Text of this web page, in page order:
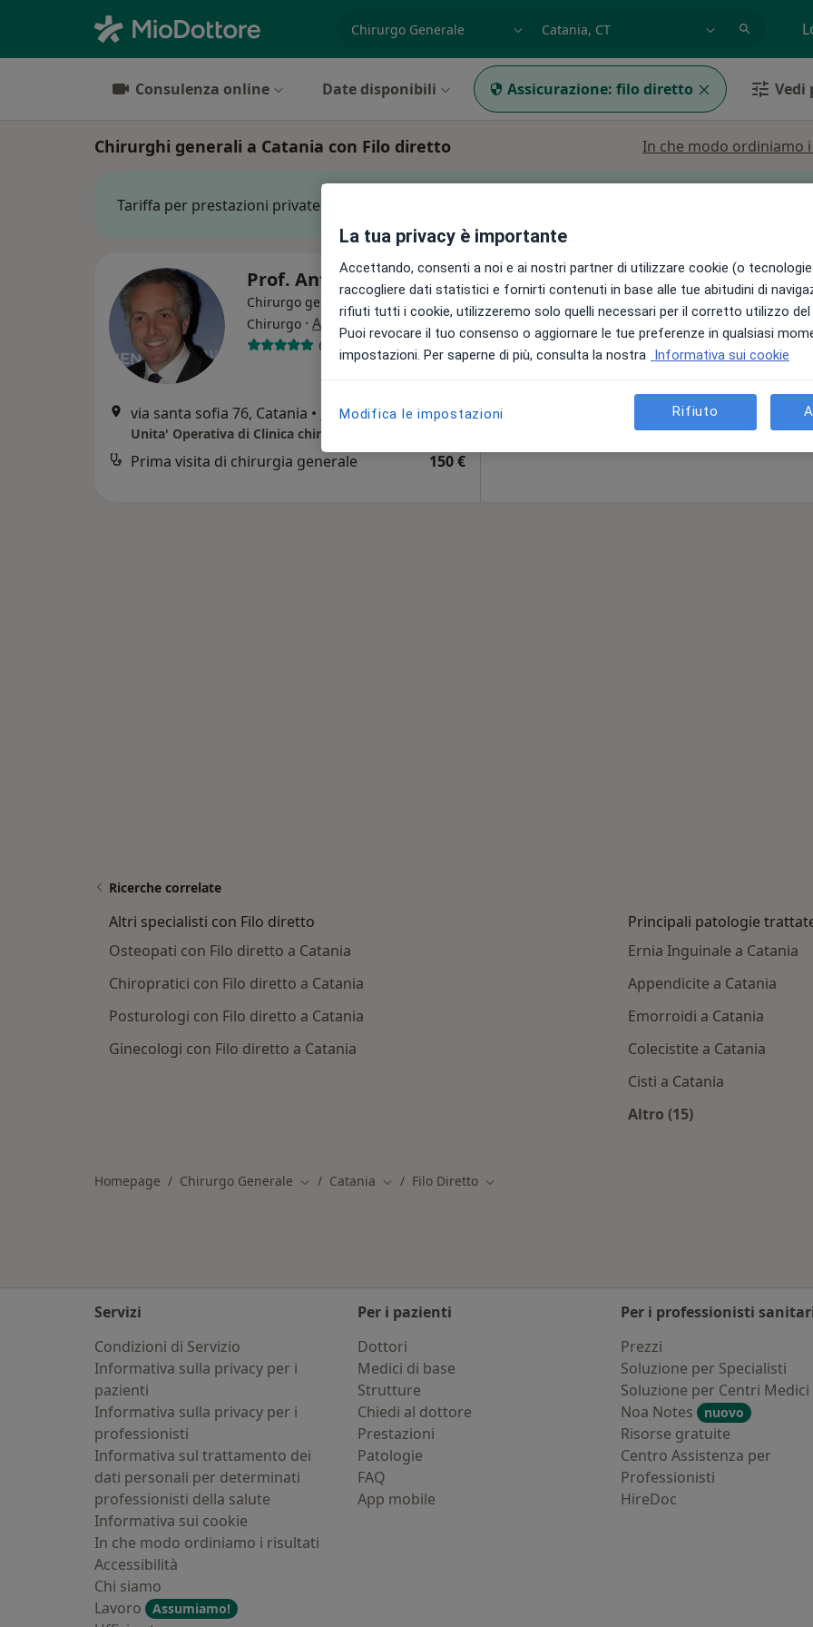
Consulenza online Date disponibili Assicurazione: filo diretto Vedi
Chirurghi generali a Catania con Filo diretto In che modo ordiniamo
Tariffa per prestazioni private. L’importo può variare in base alla copertura assicurativa.
Prof. Antonio Biondi
Chirurgo generale, Oncologo,
Chirurgo · Altro
6 recensioni
via santa sofia 76, Catania • Mappa
Prima visita di chirurgia generale 150 €
Oggi
6 Ago
Domani
7 Ago
Sab,
8 Ago
Dom,
9 Ago
Non ci sono agende disponibili!
Chiedi di attivare le prenotazioni
Ricerche correlate
Altri specialisti con Filo diretto
Osteopati con Filo diretto a Catania
Chiropratici con Filo diretto a Catania
Posturologi con Filo diretto a Catania
Ginecologi con Filo diretto a Catania
Principali patologie
Ernia Inguinale a Catania
Appendicite a Catania
Emorroidi a Catania
Colecistite a Catania
Cisti a Catania
Altro (15)
Homepage Chirurgo Generale Cambia città
Catania Cambia città
Filo Diretto Cambia città
Servizi
Condizioni di Servizio
Informativa sulla privacy per i
pazienti
Informativa sulla privacy per i
professionisti
Informativa sul trattamento dei
dati personali per determinati
professionisti della salute
Informativa sui cookie
In che modo ordiniamo i risultati
Accessibilità
Chi siamo
Lavoro
Assumiamo!
Per i pazienti
Dottori
Medici di base
Strutture
Chiedi al dottore
Prestazioni
Patologie
FAQ
App mobile
Per i professionisti
Prezzi
Soluzione per Specialisti
Soluzione per Centri Medici
Noa Notes
nuovo
Risorse gratuite
Centro Assistenza per
Professionisti
HireDoc
La tua privacy è importante
Accettando, consenti a noi e ai nostri partner di utilizzare cookie (o
raccogliere dati statistici e fornirti contenuti in base alle tue abitudini di
rifiuti tutti i cookie, utilizzeremo solo quelli necessari per il corretto utilizzo
Puoi revocare il tuo consenso o aggiornare le tue preferenze in qualsiasi
impostazioni. Per saperne di più, consulta la nostra Informativa sui cookie
Modifica le impostazioni Rifiuto